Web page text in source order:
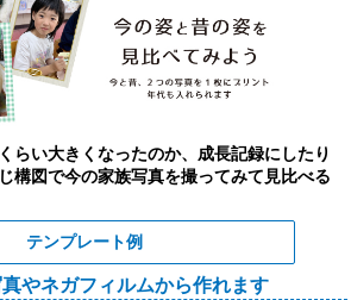
らい大きくなったのか、成長記録にしたり
構図で今の家族写真を撮ってみて見比べる
テンプレート例
やネガフィルムから作れます